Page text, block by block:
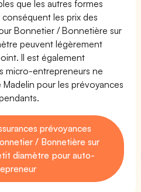
que les autres formes
les prix des
Bonnetier / Bonnetière sur
peuvent légèrement
Il est également
micro-entrepreneurs ne
pour les prévoyances
prévoyances
/ Bonnetière sur
diamètre pour auto-